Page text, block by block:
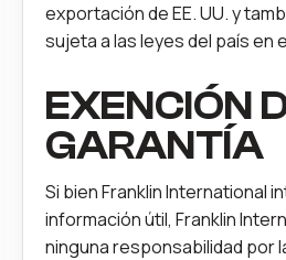
exportación de EE. UU. y
sujeta a las leyes del país en
EXENCIÓN
GARANTÍA
Si bien Franklin International
información útil, Franklin
ninguna responsabilidad por